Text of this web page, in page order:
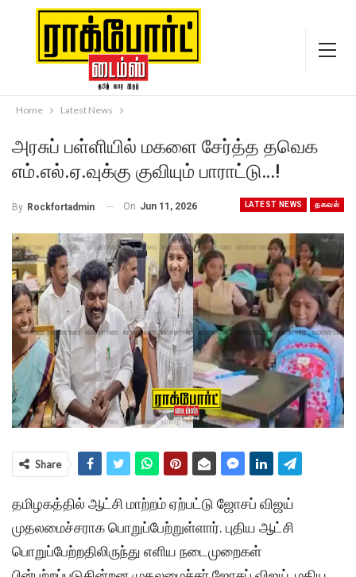
Home Latest News
அரசுப் பள்ளியில் மகளை சேர்த்த தவெக
எம்.எல்.ஏ.வுக்கு குவியும் பாராட்டு…!
LATEST NEWS தகவல்
By Rockfortadmin On Jun 11, 2026
Share
தமிழகத்தில் ஆட்சி மாற்றம் ஏற்பட்டு ஜோசப் விஜய்
முதலமைச்சராக பொறுப்பேற்றுள்ளார். புதிய ஆட்சி
பொறுப்பேற்றதிலிருந்து எளிய நடைமுறைகள்